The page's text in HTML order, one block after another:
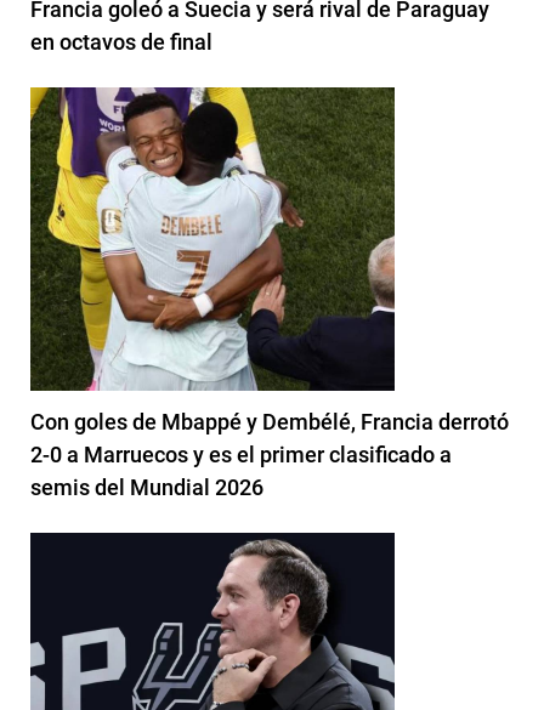
Francia goleó a Suecia y será rival de Paraguay
en octavos de final
Con goles de Mbappé y Dembélé, Francia derrotó
2-0 a Marruecos y es el primer clasificado a
semis del Mundial 2026